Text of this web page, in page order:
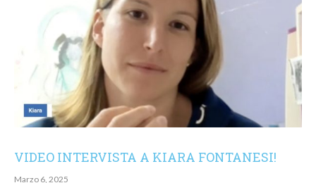
VIDEO INTERVISTA A KIARA FONTANESI!
Marzo 6, 2025